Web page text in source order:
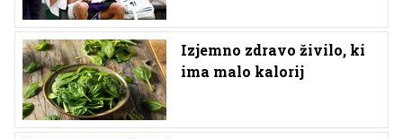
Izjemno zdravo živilo, ki
ima malo kalorij